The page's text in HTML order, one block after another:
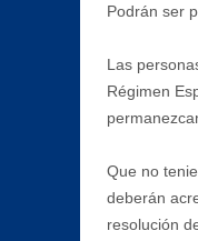
Podrán ser
Las
Régimen
Que no
deberán
resolución